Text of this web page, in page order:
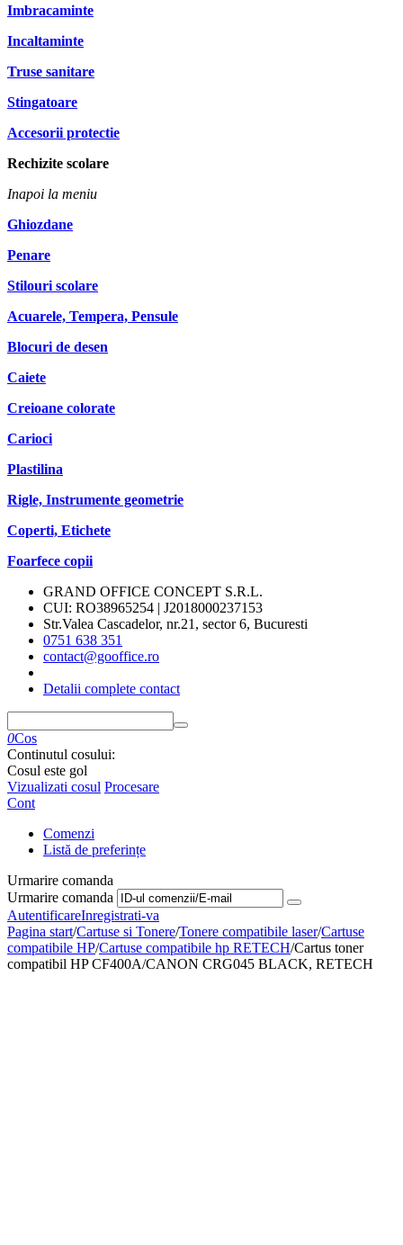
Imbracaminte
Incaltaminte
Truse sanitare
Stingatoare
Accesorii protectie
Rechizite scolare
Inapoi la meniu
Ghiozdane
Penare
Stilouri scolare
Acuarele, Tempera, Pensule
Blocuri de desen
Caiete
Creioane colorate
Carioci
Plastilina
Rigle, Instrumente geometrie
Coperti, Etichete
Foarfece copii
GRAND OFFICE CONCEPT S.R.L.
CUI: RO38965254 | J2018000237153
Str.Valea Cascadelor, nr.21, sector 6, Bucuresti
0751 638 351
contact@gooffice.ro
Detalii complete contact
0Cos
Continutul cosului:
Cosul este gol
Vizualizati cosul Procesare
Cont
Comenzi
Listă de preferințe
Urmarire comanda
Urmarire comanda
AutentificareInregistrati-va
Pagina start/Cartuse si Tonere/Tonere compatibile laser/Cartuse
compatibile HP/Cartuse compatibile hp RETECH/Cartus toner
compatibil HP CF400A/CANON CRG045 BLACK, RETECH